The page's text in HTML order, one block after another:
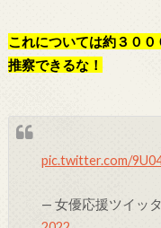
これについては約３００
推察できるな！
pic.twitter.com/
— 女優応援ツイッ